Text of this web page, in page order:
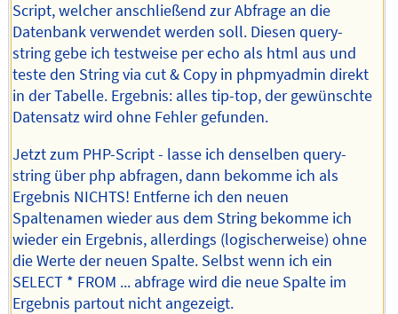
Script, welcher anschließend zur Abfrage an die
Datenbank verwendet werden soll. Diesen query-
string gebe ich testweise per echo als html aus und
teste den String via cut & Copy in phpmyadmin direkt
in der Tabelle. Ergebnis: alles tip-top, der gewünschte
Datensatz wird ohne Fehler gefunden.
Jetzt zum PHP-Script - lasse ich denselben query-
string über php abfragen, dann bekomme ich als
Ergebnis NICHTS! Entferne ich den neuen
Spaltenamen wieder aus dem String bekomme ich
wieder ein Ergebnis, allerdings (logischerweise) ohne
die Werte der neuen Spalte. Selbst wenn ich ein
SELECT * FROM ... abfrage wird die neue Spalte im
Ergebnis partout nicht angezeigt.